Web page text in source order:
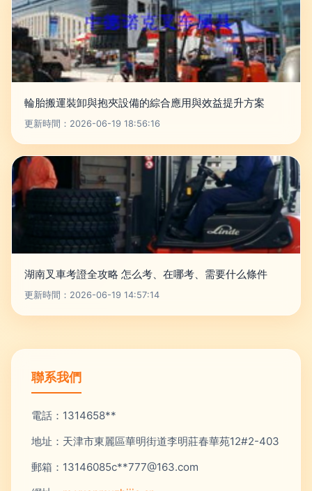
輪胎搬運裝卸與抱夾設備的綜合應用與效益提升方案
更新時間：2026-06-19 18:56:16
湖南叉車考證全攻略 怎么考、在哪考、需要什么條件
更新時間：2026-06-19 14:57:14
聯系我們
電話：1314658**
地址：天津市東麗區華明街道李明莊春華苑12#2-403
郵箱：13146085c**777@163.com